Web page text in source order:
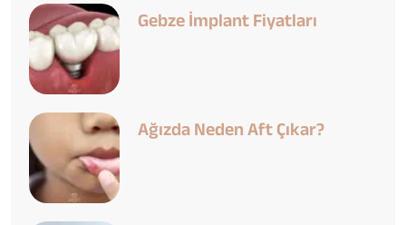
Gebze İmplant Fiyatları
Ağızda Neden Aft Çıkar?